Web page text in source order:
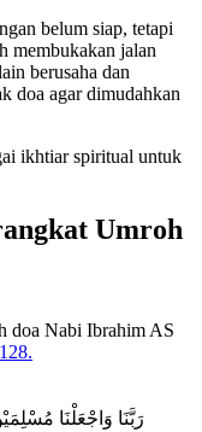
belum siap, tetapi
membukakan jalan
berusaha dan
doa agar dimudahkan
ikhtiar spiritual untuk
Umroh
doa Nabi Ibrahim AS
رَبَّنَا وَاجْعَلْنَا